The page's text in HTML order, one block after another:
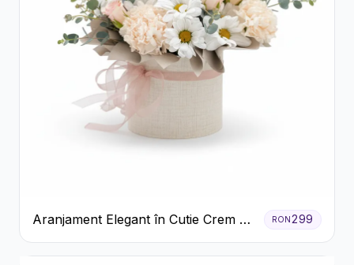
Aranjament Elegant în Cutie Crem cu
Crizanteme și Trandafiri
RON299